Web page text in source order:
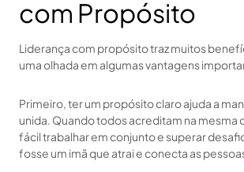
com Propósito
Liderança com propósito traz muitos
uma olhada em algumas vantagens
Primeiro, ter um propósito claro ajuda a
unida. Quando todos acreditam na mesma
fácil trabalhar em conjunto e superar
fosse um imã que atrai e conecta as